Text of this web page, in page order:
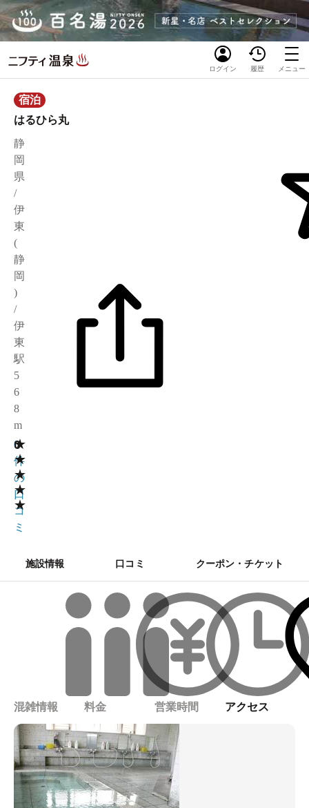
ログイン 履歴 メニュー
宿泊
はるひら丸
静
岡
県
/
伊
東
(
静
岡
)
/
伊
東
駅
5
6
8
m
★
★
★
★
★
0
0
件
の
口
コ
ミ
施設情報 口コミ クーポン・チケット
混雑情報 料金 営業時間 アクセス